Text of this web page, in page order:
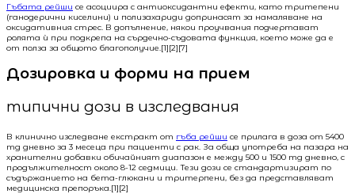
Гъбата рейши се асоциира с антиоксидантни ефекти, като тритепени
(ганодерични киселини) и полизахариди допринасят за намаляване на
оксидативния стрес. В допълнение, някои проучвания подчертават
ролята ѝ при подкрепа на сърдечно-съдовата функция, което може да е
от полза за общото благополучие.[1][2][7]
Дозировка и форми на прием
типични дози в изследвания
В клинично изследване екстракт от гъба рейши се прилага в доза от 5400
mg дневно за 3 месеца при пациенти с рак. За обща употреба на пазара на
хранителни добавки обичайният диапазон е между 500 и 1500 mg дневно, с
продължителност около 8-12 седмици. Тези дози се стандартизират по
съдържанието на бета-глюкани и тритерпени, без да представляват
медицинска препоръка.[1][2]